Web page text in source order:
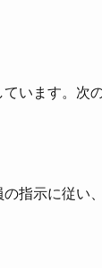
います。次
指示に従い